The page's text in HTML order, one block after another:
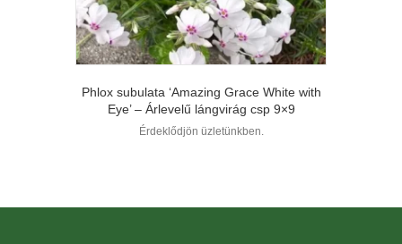
Phlox subulata ‘Amazing Grace White with
Eye’ – Árlevelű lángvirág csp 9×9
Érdeklődjön üzletünkben.